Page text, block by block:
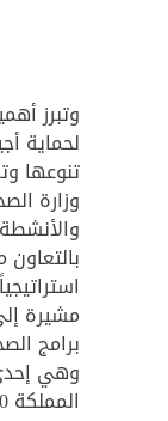
وتبرز
لحماية
تنوعها
وزارة
بالتعاون
مشيرة
برامج
وهي
المملكة 2030.